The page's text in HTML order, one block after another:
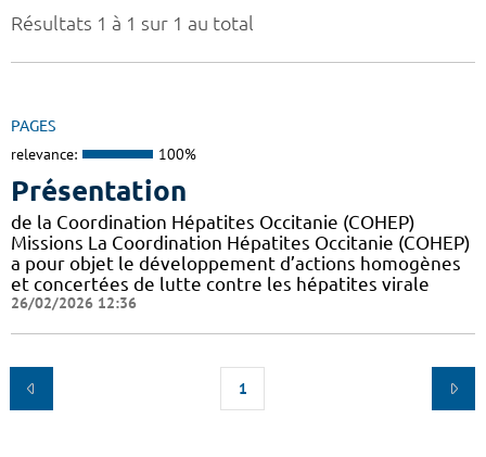
Résultats 1 à 1 sur 1 au total
PAGES
relevance: 100%
Présentation
de la Coordination Hépatites Occitanie (COHEP)
Missions La Coordination Hépatites Occitanie (COHEP)
a pour objet le développement d’actions homogènes
et concertées de lutte contre les hépatites virale
26/02/2026 12:36
1